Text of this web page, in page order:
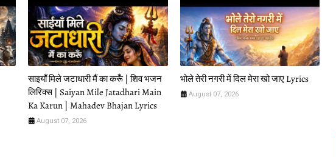
साइयाँ मिले जटाधारी मैं का करूँ | शिव भजन
लिरिक्स | Saiyan Mile Jatadhari Main
Ka Karun | Mahadev Bhajan Lyrics
August 07, 2026
भोले तेरी नगरी में दिल मेरा खो जाए Lyrics
August 07, 2026